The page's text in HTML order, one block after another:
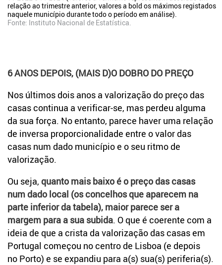
relação ao trimestre anterior, valores a bold os máximos registados
naquele município durante todo o período em análise).
Fonte: Instituto Nacional de Estatística.
6 ANOS DEPOIS, (MAIS D)O DOBRO DO PREÇO
Nos últimos dois anos a valorização do preço das
casas continua a verificar-se, mas perdeu alguma
da sua força. No entanto, parece haver uma relação
de inversa proporcionalidade entre o valor das
casas num dado município e o seu ritmo de
valorização.
Ou seja, quanto mais baixo é o preço das casas
num dado local (os concelhos que aparecem na
parte inferior da tabela), maior parece ser a
margem para a sua subida. O que é coerente com a
ideia de que a crista da valorização das casas em
Portugal começou no centro de Lisboa (e depois
no Porto) e se expandiu para a(s) sua(s) periferia(s).